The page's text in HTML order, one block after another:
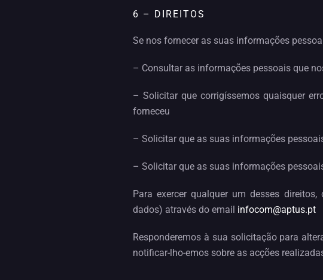
6 – DIREITOS
Se nos fornecer as suas informações
– Consultar as informações pessoais que
– Solicitar que corrigíssemos quaisquer
forneceu
– Solicitar que as suas informações
– Solicitar que as suas informações
Para exercer qualquer um desses
dados) através do email infocom@aptus.pt
Responderemos à sua solicitação para
notificar-lho-emos sobre as acções